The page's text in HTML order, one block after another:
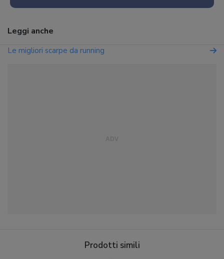
Leggi anche
Le migliori scarpe da running
Prodotti simili